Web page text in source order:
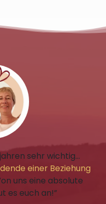
sehr wichtig…
einer Beziehung
uns eine absolute
es euch an!”